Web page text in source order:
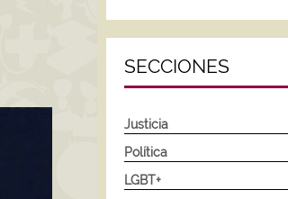
SECCIONES
Justicia
Política
LGBT+